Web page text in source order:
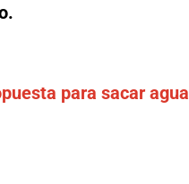
para sacar agua